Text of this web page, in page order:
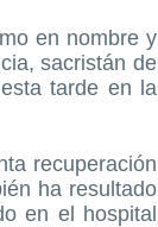
en nombre y
sacristán de
tarde en la
recuperación
ha resultado
en el hospital